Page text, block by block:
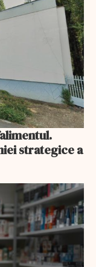
strategice a